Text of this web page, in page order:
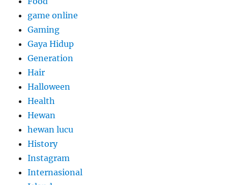
game online
Gaming
Gaya Hidup
Generation
Hair
Halloween
Health
Hewan
hewan lucu
History
Instagram
Internasional